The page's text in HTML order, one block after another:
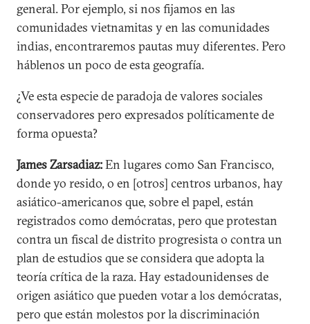
general. Por ejemplo, si nos fijamos en las
comunidades vietnamitas y en las comunidades
indias, encontraremos pautas muy diferentes. Pero
háblenos un poco de esta geografía.
¿Ve esta especie de paradoja de valores sociales
conservadores pero expresados políticamente de
forma opuesta?
James Zarsadiaz:En lugares como San Francisco,
donde yo resido, o en [otros] centros urbanos, hay
asiático-americanos que, sobre el papel, están
registrados como demócratas, pero que protestan
contra un fiscal de distrito progresista o contra un
plan de estudios que se considera que adopta la
teoría crítica de la raza. Hay estadounidenses de
origen asiático que pueden votar a los demócratas,
pero que están molestos por la discriminación